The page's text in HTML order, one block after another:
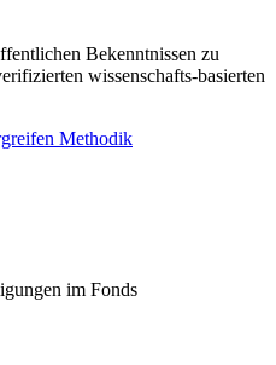
Bekenntnissen zu
wissenschafts-basierten
Methodik
im Fonds